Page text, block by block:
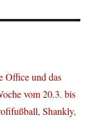
Office und das
vom 20.3. bis
Shankly,